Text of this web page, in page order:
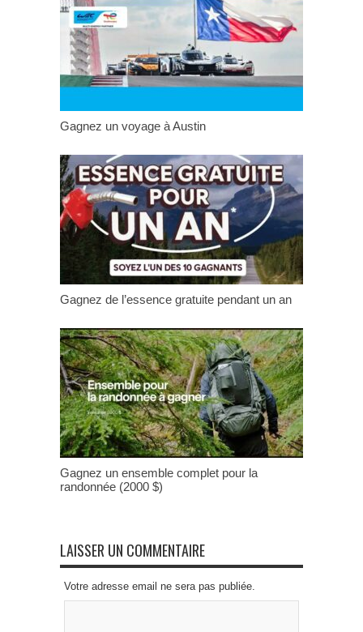
Gagnez un voyage à Austin
Gagnez de l’essence gratuite pendant un an
Gagnez un ensemble complet pour la
randonnée (2000 $)
LAISSER UN COMMENTAIRE
Votre adresse email ne sera pas publiée.